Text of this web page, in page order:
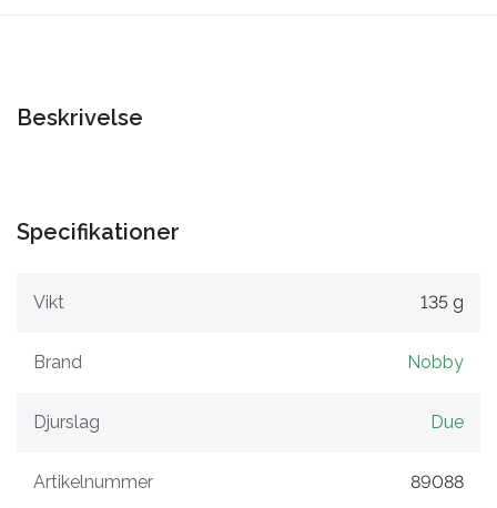
Beskrivelse
Specifikationer
Vikt 135 g
Brand Nobby
Djurslag Due
Artikelnummer 89088